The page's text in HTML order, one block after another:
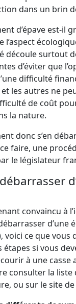
dans un brin
d’épave est-il
l’aspect
découle surtout
d’éviter que
difficulté
les autres ne
de coût
la nature.
donc s’en
ce faire, une
le législateur
convaincu à
d’une
voici ce que vous
si vous
à une casse
consulter la liste
ou sur le site de